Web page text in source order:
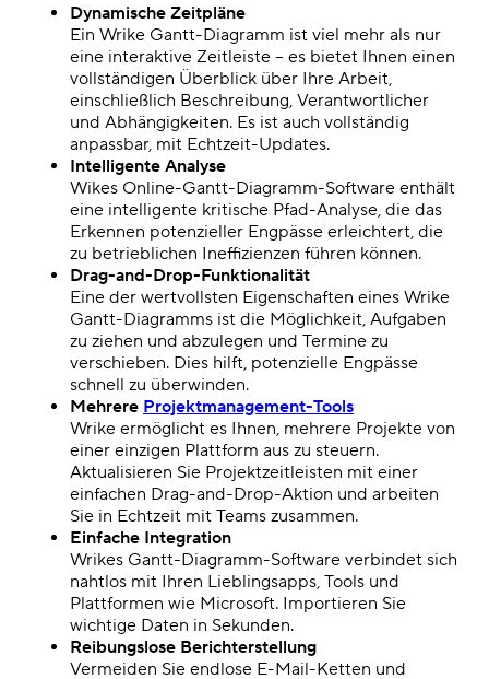
Dynamische Zeitpläne
Ein Wrike Gantt-Diagramm ist viel mehr als nur
eine interaktive Zeitleiste – es bietet Ihnen einen
vollständigen Überblick über Ihre Arbeit,
einschließlich Beschreibung, Verantwortlicher
und Abhängigkeiten. Es ist auch vollständig
anpassbar, mit Echtzeit-Updates.
Intelligente Analyse
Wikes Online-Gantt-Diagramm-Software enthält
eine intelligente kritische Pfad-Analyse, die das
Erkennen potenzieller Engpässe erleichtert, die
zu betrieblichen Ineffizienzen führen können.
Drag-and-Drop-Funktionalität
Eine der wertvollsten Eigenschaften eines Wrike
Gantt-Diagramms ist die Möglichkeit, Aufgaben
zu ziehen und abzulegen und Termine zu
verschieben. Dies hilft, potenzielle Engpässe
schnell zu überwinden.
Mehrere Projektmanagement-Tools
Wrike ermöglicht es Ihnen, mehrere Projekte von
einer einzigen Plattform aus zu steuern.
Aktualisieren Sie Projektzeitleisten mit einer
einfachen Drag-and-Drop-Aktion und arbeiten
Sie in Echtzeit mit Teams zusammen.
Einfache Integration
Wrikes Gantt-Diagramm-Software verbindet sich
nahtlos mit Ihren Lieblingsapps, Tools und
Plattformen wie Microsoft. Importieren Sie
wichtige Daten in Sekunden.
Reibungslose Berichterstellung
Vermeiden Sie endlose E-Mail-Ketten und